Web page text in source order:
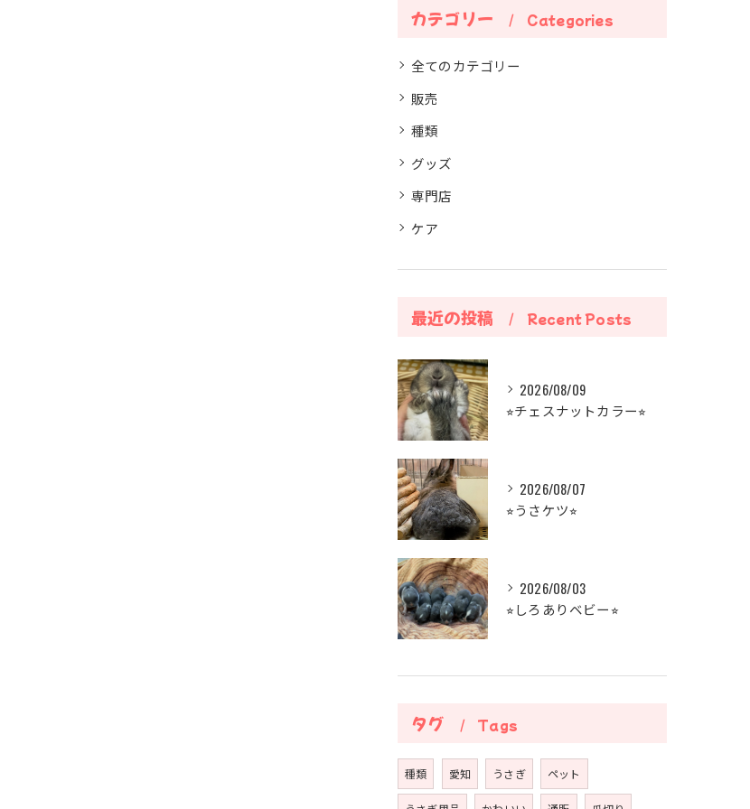
カテゴリー Categories
全てのカテゴリー
販売
種類
グッズ
専門店
ケア
最近の投稿 Recent Posts
2026/08/09
⭐︎チェスナットカラー⭐︎
2026/08/07
⭐︎うさケツ⭐︎
2026/08/03
⭐︎しろありベビー⭐︎
タグ Tags
種類 愛知 うさぎ ペット